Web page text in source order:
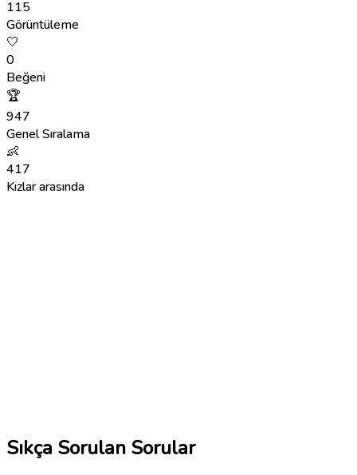
115
Görüntüleme
🤍
0
Beğeni
🏆
947
Genel Sıralama
👶
417
Kızlar arasında
Sıkça Sorulan Sorular